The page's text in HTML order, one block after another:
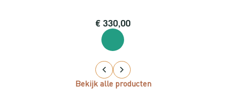
€330,00
Bekijk alle producten